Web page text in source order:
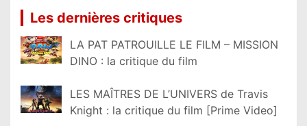
Les dernières critiques
LA PAT PATROUILLE LE FILM – MISSION
DINO : la critique du film
LES MAÎTRES DE L’UNIVERS de Travis
Knight : la critique du film [Prime Video]